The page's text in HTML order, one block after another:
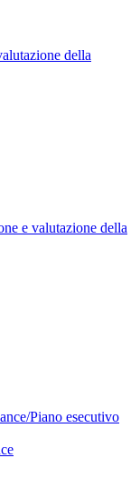
della
e valutazione della
Piano esecutivo